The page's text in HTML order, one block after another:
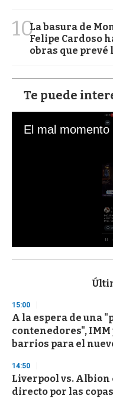
10La basura de
Felipe Cardoso
obras que prevé
Te puede
s
d
s
o
f
3
s
e
c
o
15:00
A la espera de una
contenedores",
barrios para el
14:50
Liverpool vs. Albion
directo por las